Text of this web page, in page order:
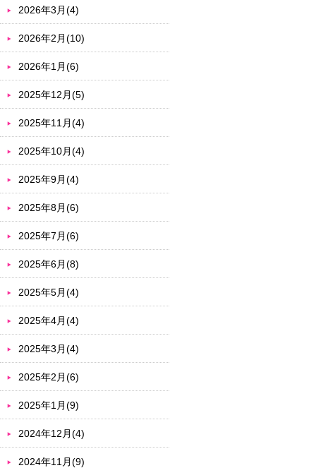
2026年3月(4)
2026年2月(10)
2026年1月(6)
2025年12月(5)
2025年11月(4)
2025年10月(4)
2025年9月(4)
2025年8月(6)
2025年7月(6)
2025年6月(8)
2025年5月(4)
2025年4月(4)
2025年3月(4)
2025年2月(6)
2025年1月(9)
2024年12月(4)
2024年11月(9)